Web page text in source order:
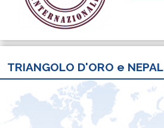
TRIANGOLO D'ORO e NEPAL